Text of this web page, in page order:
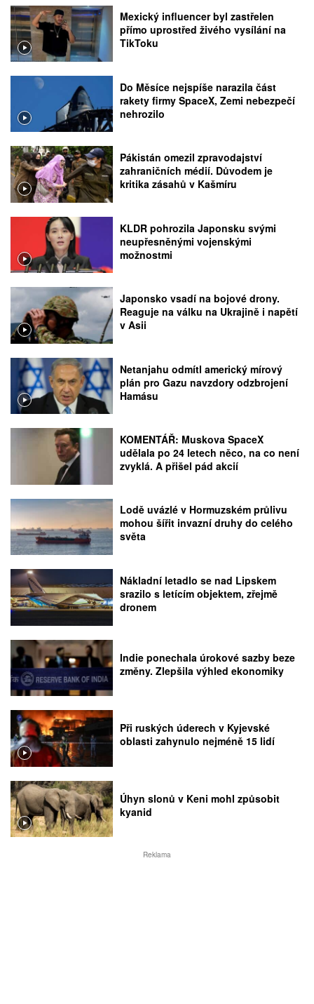
Mexický influencer byl zastřelen
přímo uprostřed živého vysílání na
TikToku
Do Měsíce nejspíše narazila část
rakety firmy SpaceX, Zemi nebezpečí
nehrozilo
Pákistán omezil zpravodajství
zahraničních médií. Důvodem je
kritika zásahů v Kašmíru
KLDR pohrozila Japonsku svými
neupřesněnými vojenskými
možnostmi
Japonsko vsadí na bojové drony.
Reaguje na válku na Ukrajině i napětí
v Asii
Netanjahu odmítl americký mírový
plán pro Gazu navzdory odzbrojení
Hamásu
KOMENTÁŘ: Muskova SpaceX
udělala po 24 letech něco, na co není
zvyklá. A přišel pád akcií
Lodě uvázlé v Hormuzském průlivu
mohou šířit invazní druhy do celého
světa
Nákladní letadlo se nad Lipskem
srazilo s letícím objektem, zřejmě
dronem
Indie ponechala úrokové sazby beze
změny. Zlepšila výhled ekonomiky
Při ruských úderech v Kyjevské
oblasti zahynulo nejméně 15 lidí
Úhyn slonů v Keni mohl způsobit
kyanid
Reklama